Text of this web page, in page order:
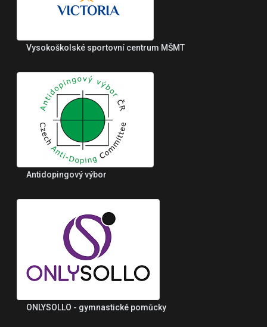
Vysokoškolské sportovní centrum MŠMT
Antidopingový výbor
ONLYSOLLO - gymnastické pomůcky